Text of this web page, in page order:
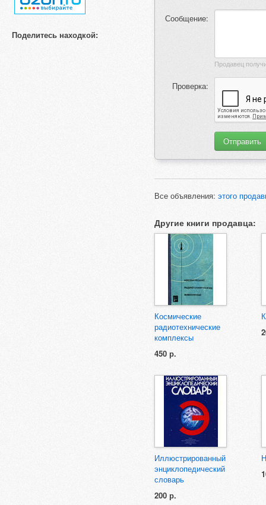
Поделитесь находкой:
Сообщение:
Проверка:
Все объявления: этого
Другие книги продавца:
Космические
радиотехнические
комплексы
450 р.
Иллюстрированный
энциклопедический
словарь
200 р.